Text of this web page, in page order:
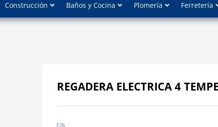
Construcción Baños y Cocina Plomería Ferretería
REGADERA ELECTRICA 4